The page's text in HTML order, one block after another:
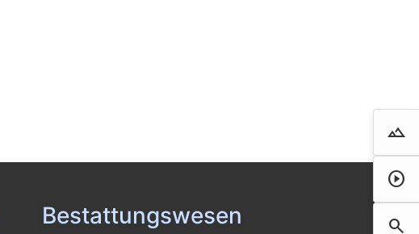
landscape
Film
play_circle
search
Bestattungswesen